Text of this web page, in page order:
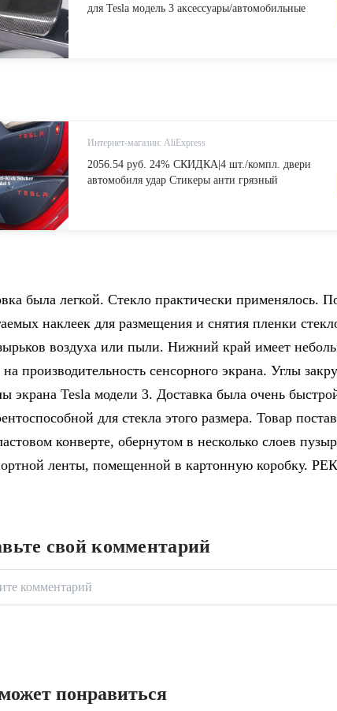
для Tesla модель 3 аксессуары/автомобильные
Интернет-магазин: AliExpress
2056.54 руб. 24% СКИДКА|4 шт./компл. двери
автомобиля удар Стикеры анти грязный
была легкой. Стекло практически применялось.
наклеек для размещения и снятия пленки
воздуха или пыли. Нижний край имеет
на производительность сенсорного экрана. Углы
экрана Tesla модели 3. Доставка была очень
для стекла этого размера. Товар
конверте, обернутом в несколько слоев
ленты, помещенной в картонную коробку.
свой комментарий
понравиться